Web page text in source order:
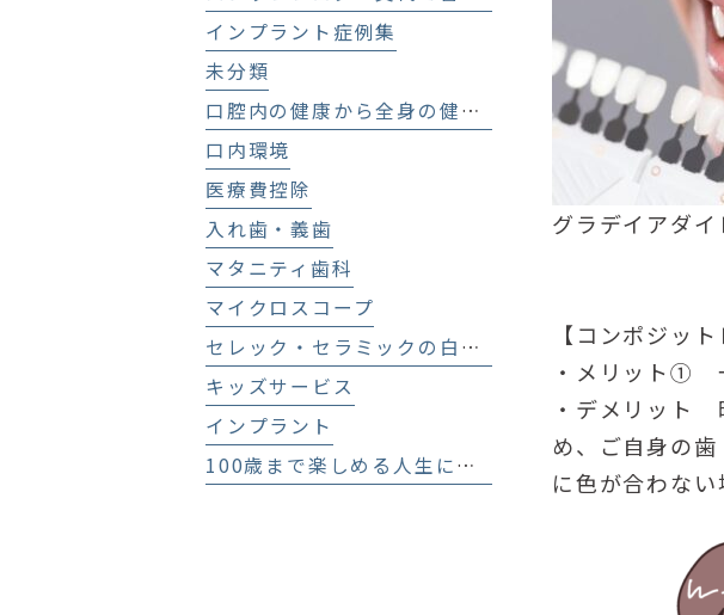
グラデイアダイ
【コンポジット
・メリット①
・デメリット
め、ご自身の歯
に色が合わない
インプラント症例集
未分類
口腔内の健康から全身の健康へ
口内環境
医療費控除
入れ歯・義歯
マタニティ歯科
マイクロスコープ
セレック・セラミックの白い歯
キッズサービス
インプラント
100歳まで楽しめる人生にする歯科医療